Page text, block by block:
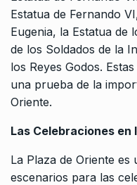
Estatua de Fernando
Eugenia, la Estatua de
de los Soldados de la
los Reyes Godos.
una prueba de la
Oriente.
Las Celebraciones en
La Plaza de Oriente
escenarios para las